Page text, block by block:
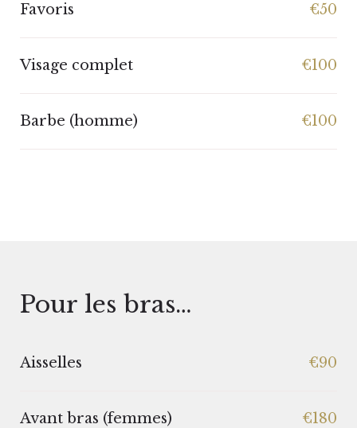
Favoris €50
Visage complet €100
Barbe (homme) €100
Pour les bras…
Aisselles €90
Avant bras (femmes) €180